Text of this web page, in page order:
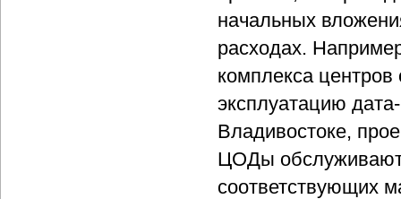
начальных
расходах.
комплекса
эксплуатацию
Владивостоке,
ЦОДы обслуживают
соответствующих